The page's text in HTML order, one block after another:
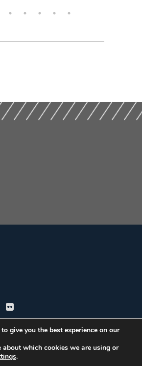
01 – Bloco I – 4º Andar Edifício:
- CEP 70.040-913 - Brasília/DF
give you the best experience on our
about which cookies we are using or
.